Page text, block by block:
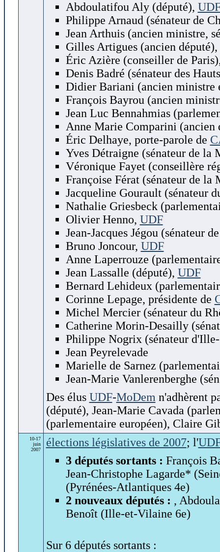
Abdoulatifou Aly (député),
Philippe Arnaud (sénateur de
Jean Arthuis (ancien ministre,
Gilles Artigues (ancien député),
Éric Azière (conseiller de
Denis Badré (sénateur des
Didier Bariani (ancien ministre
François Bayrou (ancien
Jean Luc Bennahmias
Anne Marie Comparini (ancien
Éric Delhaye, porte-parole de
Yves Détraigne (sénateur de la
Véronique Fayet (conseillère
Françoise Férat (sénateur de la
Jacqueline Gourault (sénateur
Nathalie Griesbeck
Olivier Henno, UDF
Jean-Jacques Jégou (sénateur
Bruno Joncour, UDF
Anne Laperrouze
Jean Lassalle (député), UDF
Bernard Lehideux
Corinne Lepage, présidente de
Michel Mercier (sénateur du
Catherine Morin-Desailly
Philippe Nogrix (sénateur
Jean Peyrelevade
Marielle de Sarnez
Jean-Marie Vanlerenberghe
Des élus UDF-MoDem n'adhèrent
(député), Jean-Marie Cavada
(parlementaire européen), Claire
10-17
juin
2007
élections législatives de 2007; l'
3 députés sortants : François
Jean-Christophe Lagarde*
(Pyrénées-Atlantiques 4e)
2 nouveaux députés : ,
Benoît (Ille-et-Vilaine 6e)
Sur 6 députés sortants :